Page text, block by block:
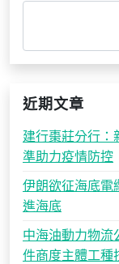
近期文章
建行棗莊分行：
準助力疫情防控
伊朗欲征海底電
進海底
中海油動力物流
件商度主體工種